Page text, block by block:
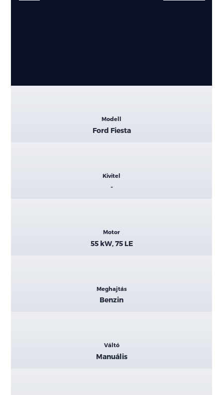
Modell
Ford Fiesta
Kivitel
-
Motor
55 kW, 75 LE
Meghajtás
Benzin
Váltó
Manuális